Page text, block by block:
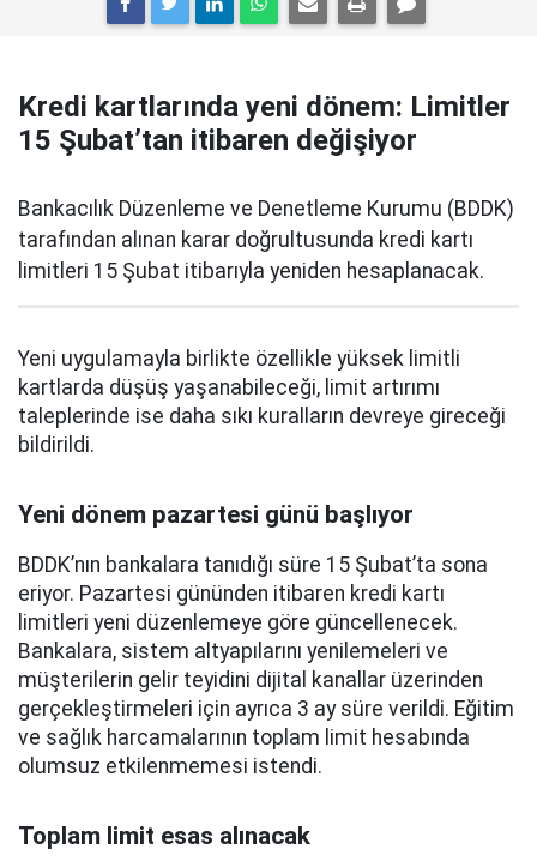
Kredi kartlarında yeni dönem: Limitler
15 Şubat’tan itibaren değişiyor
Bankacılık Düzenleme ve Denetleme Kurumu (BDDK)
tarafından alınan karar doğrultusunda kredi kartı
limitleri 15 Şubat itibarıyla yeniden hesaplanacak.
Yeni uygulamayla birlikte özellikle yüksek limitli
kartlarda düşüş yaşanabileceği, limit artırımı
taleplerinde ise daha sıkı kuralların devreye gireceği
bildirildi.
Yeni dönem pazartesi günü başlıyor
BDDK’nın bankalara tanıdığı süre 15 Şubat’ta sona
eriyor. Pazartesi gününden itibaren kredi kartı
limitleri yeni düzenlemeye göre güncellenecek.
Bankalara, sistem altyapılarını yenilemeleri ve
müşterilerin gelir teyidini dijital kanallar üzerinden
gerçekleştirmeleri için ayrıca 3 ay süre verildi. Eğitim
ve sağlık harcamalarının toplam limit hesabında
olumsuz etkilenmemesi istendi.
Toplam limit esas alınacak